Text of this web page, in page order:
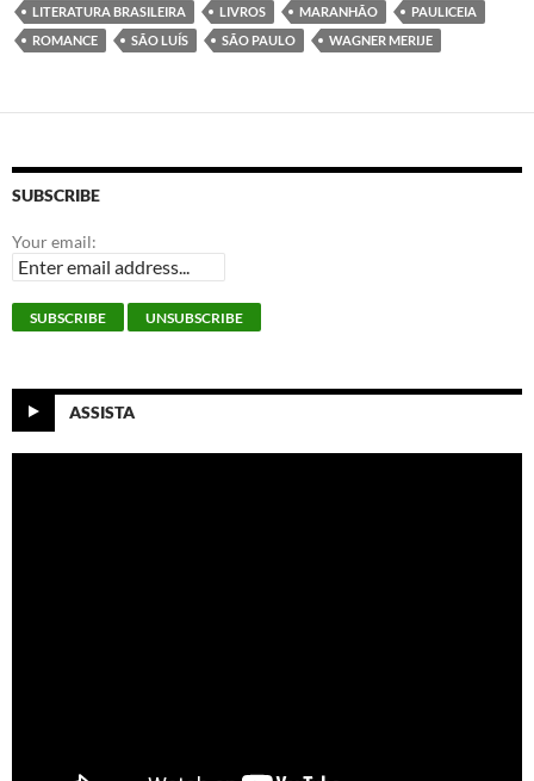
o
k
r
I
n
p
p
LITERATURA BRASILEIRA
LIVROS MARANHÃO
PAULICEIA
ROMANCE
SÃO LUÍS SÃO PAULO WAGNER MERIJE
SUBSCRIBE
Your email:
ASSISTA